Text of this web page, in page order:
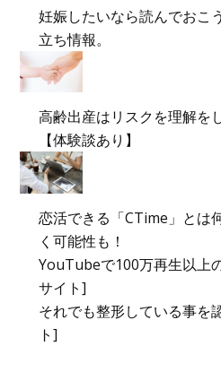
妊娠したいなら読んでおこ
立ち情報。
高齢出産はリスクを理解を
【体験談あり】
恋活できる「CTime」とは
く可能性も！
YouTubeで100万再生以上
サイト]
それでも整形している事を
ト]